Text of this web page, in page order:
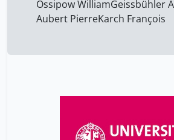
Ossipow WilliamGeissbühler
Aubert PierreKarch François